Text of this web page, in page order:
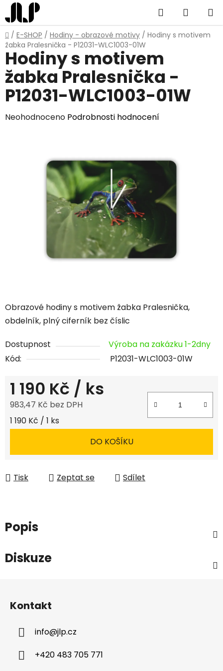
Přejít
na
obsah
Hledat
KOŠÍK
Domů
/ E-SHOP / Hodiny - obrazové motivy / Hodiny s motivem
žabka Pralesnička - P12031-WLC1003-01W
Obrazové hodiny s motivem žabka Pralesnička,
obdelník, plný ciferník bez číslic
Dostupnost
Výroba na zakázku 1-2dny
Kód:
P12031-WLC1003-01W
1 190 Kč / ks
983,47 Kč bez DPH
Měrná cena:
1 190 Kč / 1 ks
DO KOŠÍKU
Tisk Zeptat se Sdílet
Hodiny s motivem
žabka Pralesnička -
P12031-WLC1003-01W
Průměrné
Neohodnoceno Podrobnosti hodnocení
Popis
Diskuze
Kontakt
info@jlp.cz
+420 483 705 771